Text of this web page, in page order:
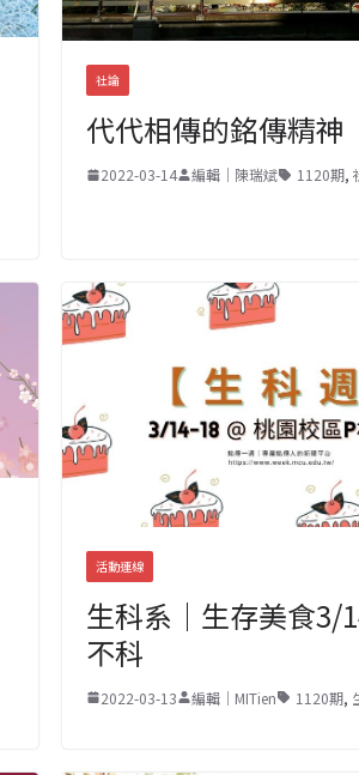
社論
代代相傳的銘傳精神
2022-03-14 編輯｜陳瑞斌 1120期,
活動連線
生科系｜生存美食3/
不科
2022-03-13 編輯｜MITien 1120期,